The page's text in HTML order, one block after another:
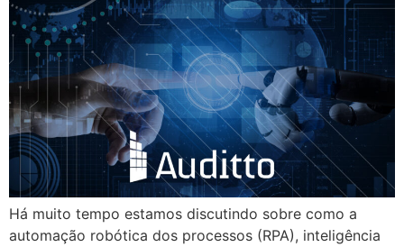
Há muito tempo estamos discutindo sobre como a
automação robótica dos processos (RPA), inteligência